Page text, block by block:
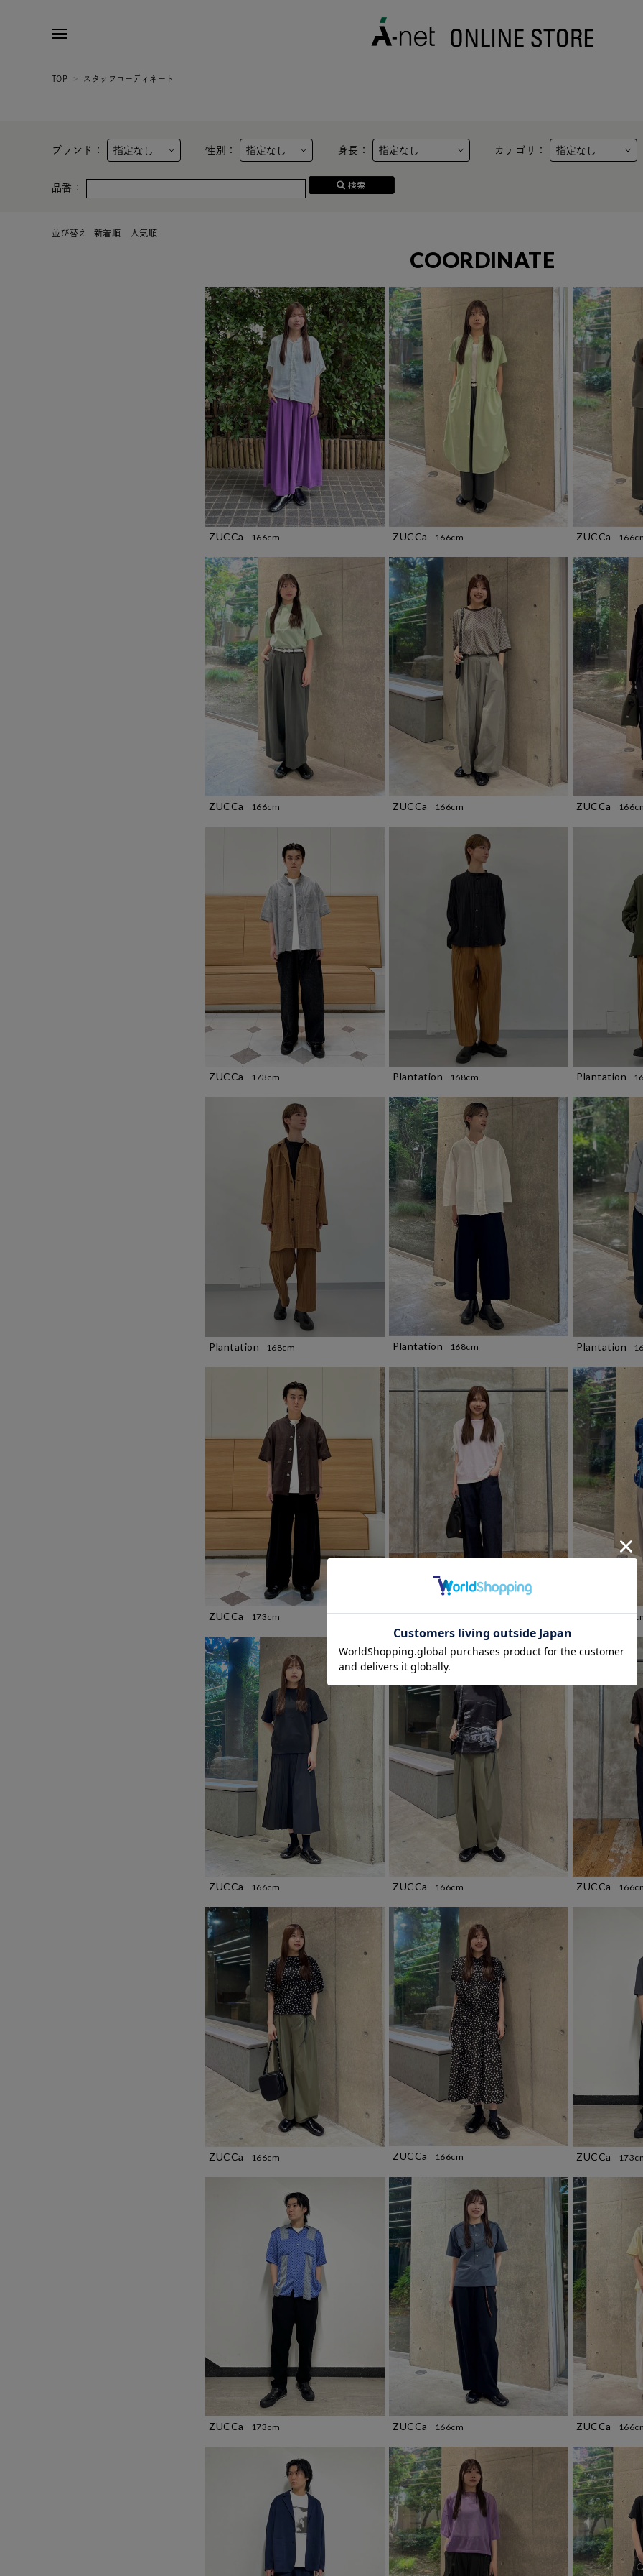
TOP > スタッフコーディネート
ブランド： 性別： 身長： カテゴリ：
品番：
並び替え 新着順 人気順
COORDINATE
ZUCCa 166cm ZUCCa 166cm ZUCCa
ZUCCa 166cm ZUCCa 166cm ZUCCa
ZUCCa 173cm Plantation 168cm Plantation
Plantation 168cm Plantation 168cm Plantation
ZUCCa 173cm ZUCCa 166cm ZUCCa
ZUCCa 166cm ZUCCa 166cm ZUCCa
ZUCCa 166cm ZUCCa 166cm ZUCCa
ZUCCa 173cm ZUCCa 166cm ZUCCa